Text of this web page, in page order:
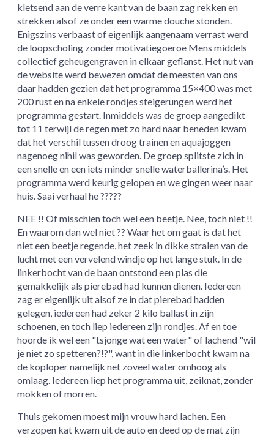
kletsend aan de verre kant van de baan zag rekken en
strekken alsof ze onder een warme douche stonden.
Enigszins verbaast of eigenlijk aangenaam verrast werd
de loopscholing zonder motivatiegoeroe Mens middels
collectief geheugengraven in elkaar geflanst. Het nut van
de website werd bewezen omdat de meesten van ons
daar hadden gezien dat het programma 15×400 was met
200 rust en na enkele rondjes steigerungen werd het
programma gestart. Inmiddels was de groep aangedikt
tot 11 terwijl de regen met zo hard naar beneden kwam
dat het verschil tussen droog trainen en aquajoggen
nagenoeg nihil was geworden. De groep splitste zich in
een snelle en een iets minder snelle waterballerina’s. Het
programma werd keurig gelopen en we gingen weer naar
huis. Saai verhaal he ?????
NEE !! Of misschien toch wel een beetje. Nee, toch niet !!
En waarom dan wel niet ?? Waar het om gaat is dat het
niet een beetje regende, het zeek in dikke stralen van de
lucht met een vervelend windje op het lange stuk. In de
linkerbocht van de baan ontstond een plas die
gemakkelijk als pierebad had kunnen dienen. Iedereen
zag er eigenlijk uit alsof ze in dat pierebad hadden
gelegen, iedereen had zeker 2 kilo ballast in zijn
schoenen, en toch liep iedereen zijn rondjes. Af en toe
hoorde ik wel een "tsjonge wat een water" of lachend "wil
je niet zo spetteren?!?", want in die linkerbocht kwam na
de koploper namelijk net zoveel water omhoog als
omlaag. Iedereen liep het programma uit, zeiknat, zonder
mokken of morren.
Thuis gekomen moest mijn vrouw hard lachen. Een
verzopen kat kwam uit de auto en deed op de mat zijn